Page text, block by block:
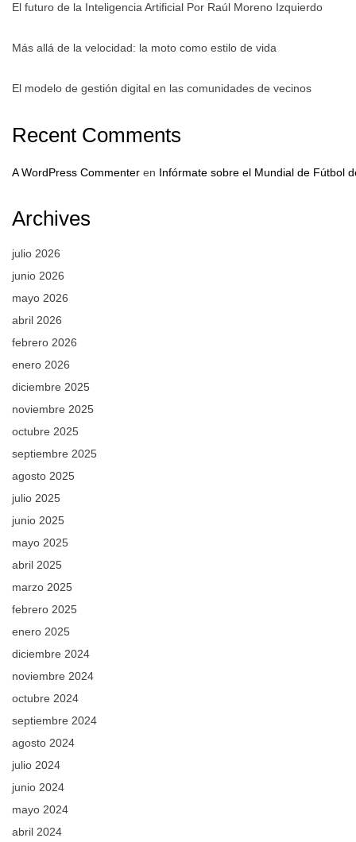
El futuro de la Inteligencia Artificial Por Raúl Moreno Izquierdo
Más allá de la velocidad: la moto como estilo de vida
El modelo de gestión digital en las comunidades de vecinos
Recent Comments
A WordPress Commenter en Infórmate sobre el Mundial de Fútbol
Archives
julio 2026
junio 2026
mayo 2026
abril 2026
febrero 2026
enero 2026
diciembre 2025
noviembre 2025
octubre 2025
septiembre 2025
agosto 2025
julio 2025
junio 2025
mayo 2025
abril 2025
marzo 2025
febrero 2025
enero 2025
diciembre 2024
noviembre 2024
octubre 2024
septiembre 2024
agosto 2024
julio 2024
junio 2024
mayo 2024
abril 2024